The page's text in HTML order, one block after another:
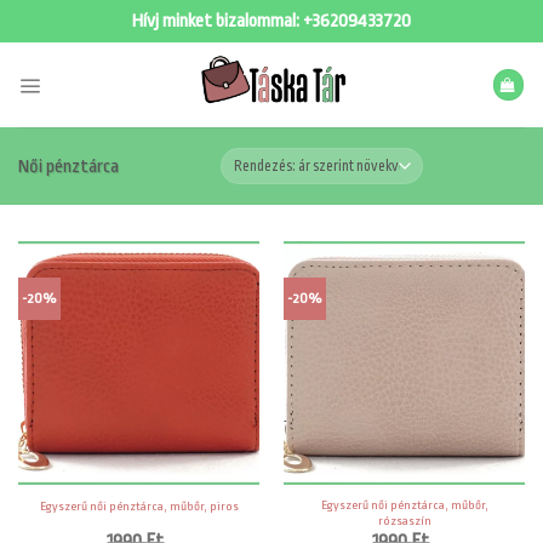
Hívj minket bizalommal: +36209433720
Női pénztárca
-20%
Egyszerű női pénztárca, műbőr, piros
-20%
Egyszerű női pénztárca, műbőr,
rózsaszín